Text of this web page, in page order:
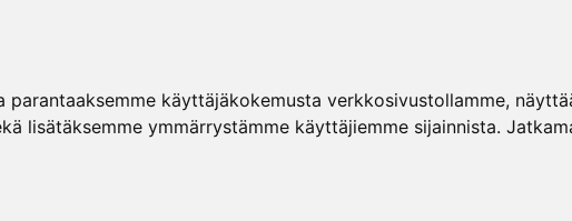
käyttäjäkokemusta verkkosivustollamme,
lisätäksemme ymmärrystämme käyttäjiemme sijainnista.